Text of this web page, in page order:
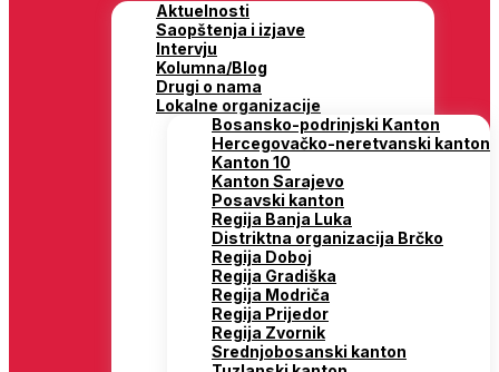
Aktuelnosti
Saopštenja i izjave
Intervju
Kolumna/Blog
Drugi o nama
Lokalne organizacije
Bosansko-podrinjski Kanton
Hercegovačko-neretvanski kanton
Kanton 10
Kanton Sarajevo
Posavski kanton
Regija Banja Luka
Distriktna organizacija Brčko
Regija Doboj
Regija Gradiška
Regija Modriča
Regija Prijedor
Regija Zvornik
Srednjobosanski kanton